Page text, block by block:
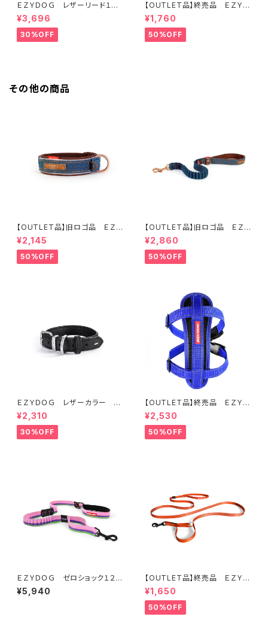
ＥＺＹＤＯＧ レザーリード１０６
ｃｍ（全2色）
¥3,696
30%OFF
【OUTLET品】終売品 ＥＺＹＤ
ＯＧ ネオカラー L ブルー
¥1,760
50%OFF
その他の商品
【OUTLET品】旧ロゴ品 ＥＺＹ
ＤＯＧ ネオカラーＬ デニム
¥2,145
50%OFF
【OUTLET品】旧ロゴ品 ＥＺＹ
ＤＯＧ ゼロショック ６４ｃ
ｍ デニム
¥2,860
50%OFF
ＥＺＹＤＯＧ レザーカラー X
XS (全2色)
¥2,310
30%OFF
【OUTLET品】終売品 ＥＺＹＤ
ＯＧ ハーネス XS ブルー
¥2,530
50%OFF
ＥＺＹＤＯＧ ゼロショック１２０
ｃｍ（全7色）
¥5,940
【OUTLET品】終売品 ＥＺＹＤ
¥1,650
50%OFF